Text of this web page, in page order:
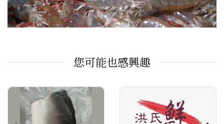
您可能也感興趣